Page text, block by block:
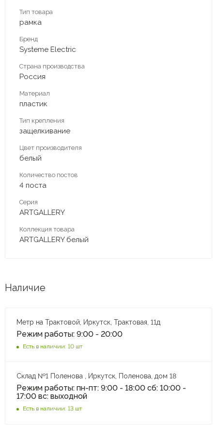
Тип товара
рамка
Бренд
Systeme Electric
Страна производства
Россия
Материал
пластик
Тип крепления
защелкивание
Цвет производителя
белый
Количество постов
4 поста
Серия
ARTGALLERY
Коллекция товара
ARTGALLERY белый
Наличие
Метр на Трактовой, Иркутск, Трактовая, 11д
Режим работы: 9:00 - 20:00
Есть в наличии: 10 шт
Склад №1 Поленова , Иркутск, Поленова, дом 18
Режим работы: пн-пт: 9:00 - 18:00 сб: 10:00 -
17:00 вс: выходной
Есть в наличии: 13 шт